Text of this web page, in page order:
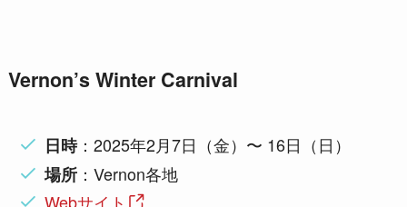
Vernon’s Winter Carnival
日時：2025年2月7日（金）〜 16日（日）
場所 ：Vernon各地
Webサイト